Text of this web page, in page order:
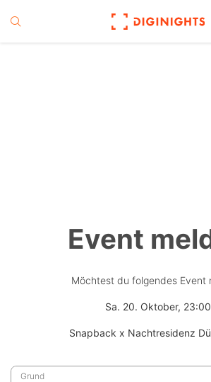
Event
Möchtest du folgendes Event
Sa. 20. Oktober, 23:00
Snapback x Nachtresidenz
Grund